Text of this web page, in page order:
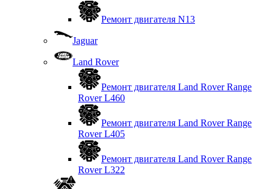
Ремонт двигателя N13
Jaguar
Land Rover
Ремонт двигателя Land Rover Range
Rover L460
Ремонт двигателя Land Rover Range
Rover L405
Ремонт двигателя Land Rover Range
Rover L322